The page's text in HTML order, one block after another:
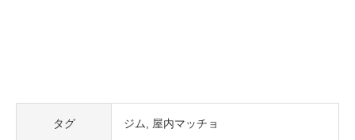
タグ ジム 屋内マッチョ